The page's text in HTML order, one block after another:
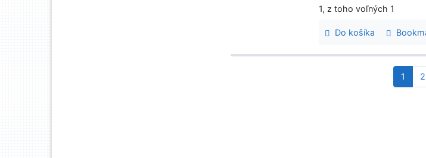
1, z toho voľných 1
Do košíka
1 2